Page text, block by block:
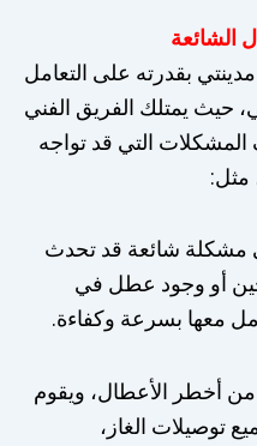
الشائعة
بقدرته على التعامل
يمتلك الفريق الفني
المشكلات التي قد تواجه
مثل:
مشكلة شائعة قد تحدث
أو وجود عطل في
معها بسرعة وكفاءة.
من أخطر الأعطال، ويقوم
توصيلات الغاز،